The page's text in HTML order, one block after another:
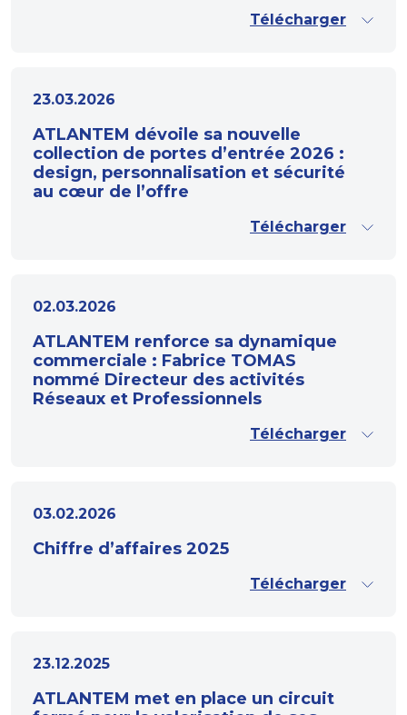
Télécharger
23.03.2026
ATLANTEM dévoile sa nouvelle
collection de portes d’entrée 2026 :
design, personnalisation et sécurité
au cœur de l’offre
Télécharger
02.03.2026
ATLANTEM renforce sa dynamique
commerciale : Fabrice TOMAS
nommé Directeur des activités
Réseaux et Professionnels
Télécharger
03.02.2026
Chiffre d’affaires 2025
Télécharger
23.12.2025
ATLANTEM met en place un circuit